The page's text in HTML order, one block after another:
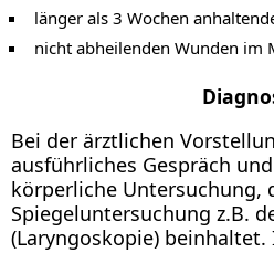
länger als 3 Wochen
nicht abheilenden Wunden im
Bei der ärztlichen
ausführliches Gespräch
körperliche Untersuchung,
Spiegeluntersuchung z.B.
(Laryngoskopie) beinhaltet.